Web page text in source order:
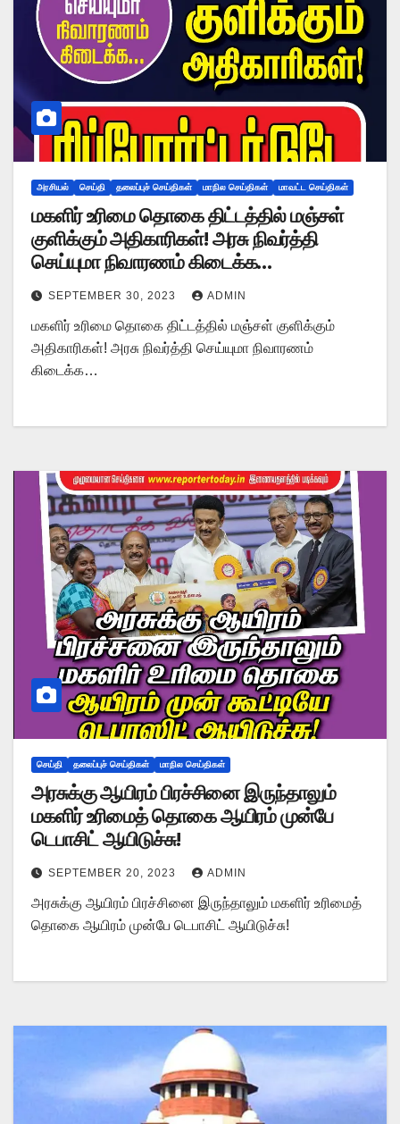
அரசியல் செய்தி தலைப்புச் செய்திகள் மாநில செய்திகள் மாவட்ட செய்திகள்
மகளிர் உரிமை தொகை திட்டத்தில் மஞ்சள்
குளிக்கும் அதிகாரிகள்! அரசு நிவர்த்தி
செய்யுமா நிவாரணம் கிடைக்க…
SEPTEMBER 30, 2023 ADMIN
மகளிர் உரிமை தொகை திட்டத்தில் மஞ்சள் குளிக்கும்
அதிகாரிகள்! அரசு நிவர்த்தி செய்யுமா நிவாரணம்
கிடைக்க…
செய்தி தலைப்புச் செய்திகள் மாநில செய்திகள்
அரசுக்கு ஆயிரம் பிரச்சினை இருந்தாலும்
மகளிர் உரிமைத் தொகை ஆயிரம் முன்பே
டெபாசிட் ஆயிடுச்சு!
SEPTEMBER 20, 2023 ADMIN
அரசுக்கு ஆயிரம் பிரச்சினை இருந்தாலும் மகளிர் உரிமைத்
தொகை ஆயிரம் முன்பே டெபாசிட் ஆயிடுச்சு!